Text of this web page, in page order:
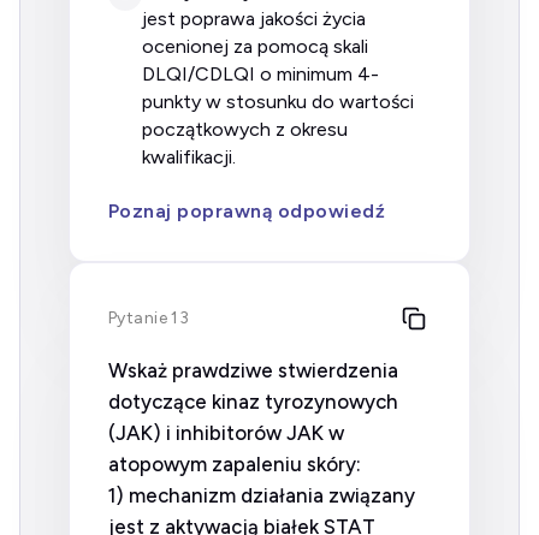
jest poprawa jakości życia
ocenionej za pomocą skali
DLQI/CDLQI o minimum 4-
punkty w stosunku do wartości
początkowych z okresu
kwalifikacji.
Poznaj poprawną odpowiedź
Pytanie 13
Wskaż prawdziwe stwierdzenia
dotyczące kinaz tyrozynowych
(JAK) i inhibitorów JAK w
atopowym zapaleniu skóry:
1) mechanizm działania związany
jest z aktywacją białek STAT